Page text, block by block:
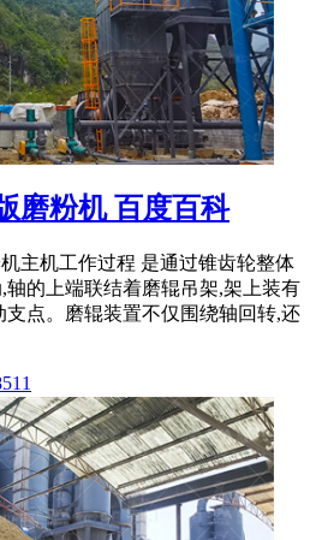
磨粉机 百度百科
主机工作过程 是通过锥齿轮整体
轴的上端联结着磨辊吊架,架上装有
支点。磨辊装置不仅围绕轴回转,还